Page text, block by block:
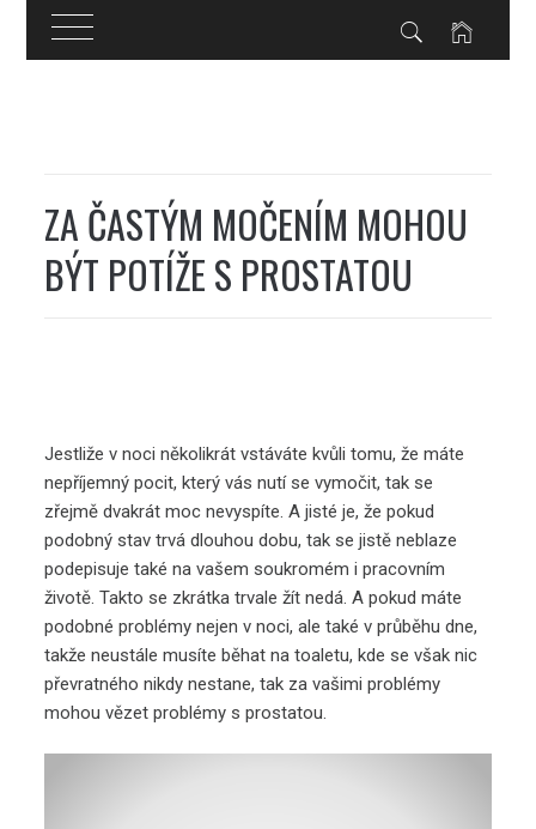
ZA ČASTÝM MOČENÍM MOHOU
BÝT POTÍŽE S PROSTATOU
Jestliže v noci několikrát vstáváte kvůli tomu, že máte
nepříjemný pocit, který vás nutí se vymočit, tak se
zřejmě dvakrát moc nevyspíte. A jisté je, že pokud
podobný stav trvá dlouhou dobu, tak se jistě neblaze
podepisuje také na vašem soukromém i pracovním
životě. Takto se zkrátka trvale žít nedá. A pokud máte
podobné problémy nejen v noci, ale také v průběhu dne,
takže neustále musíte běhat na toaletu, kde se však nic
převratného nikdy nestane, tak za vašimi problémy
mohou vězet problémy s prostatou.